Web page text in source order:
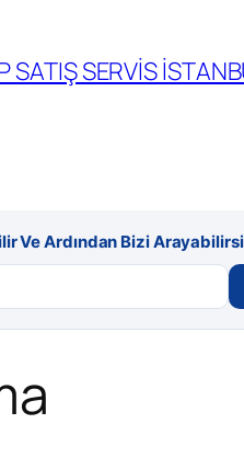
SATIŞ SERVİS
Ve Ardından Bizi